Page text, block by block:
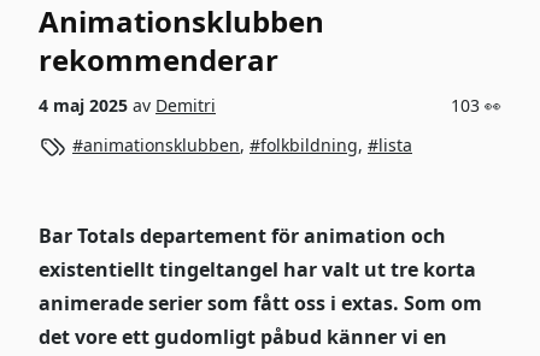
Animationsklubben
rekommenderar
103 👀
4 maj 2025 av Demitri
animationsklubben, folkbildning, lista
Bar Totals departement för animation och
existentiellt tingeltangel har valt ut tre korta
animerade serier som fått oss i extas. Som om
det vore ett gudomligt påbud känner vi en